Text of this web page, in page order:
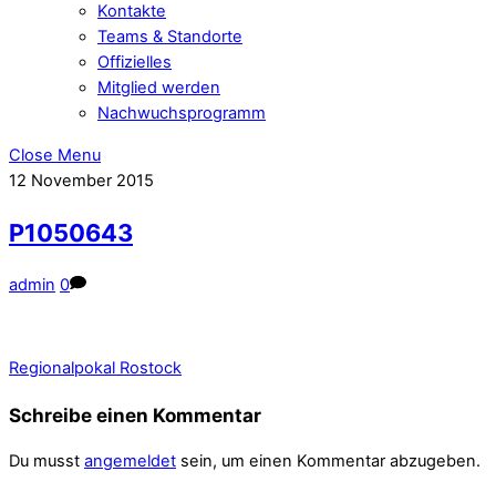
Kontakte
Teams & Standorte
Offizielles
Mitglied werden
Nachwuchsprogramm
Close Menu
12 November 2015
P1050643
admin 0
Regionalpokal Rostock
Schreibe einen Kommentar
Du musst angemeldet sein, um einen Kommentar abzugeben.